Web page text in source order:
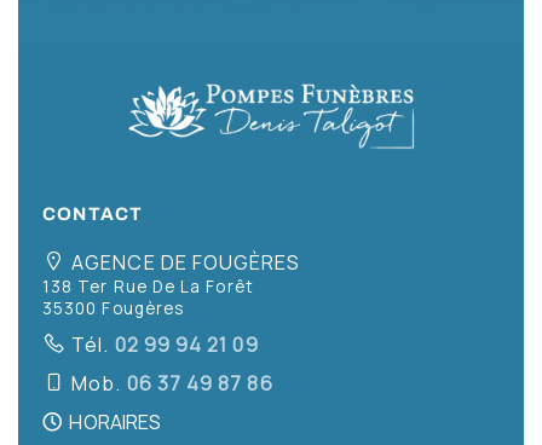
CONTACT
AGENCE DE FOUGÈRES
138 Ter Rue De La Forêt
35300 Fougères
Tél. 02 99 94 21 09
Mob. 06 37 49 87 86
HORAIRES